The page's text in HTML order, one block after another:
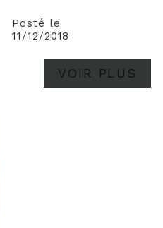
Posté le
11/12/2018
VOIR PLUS